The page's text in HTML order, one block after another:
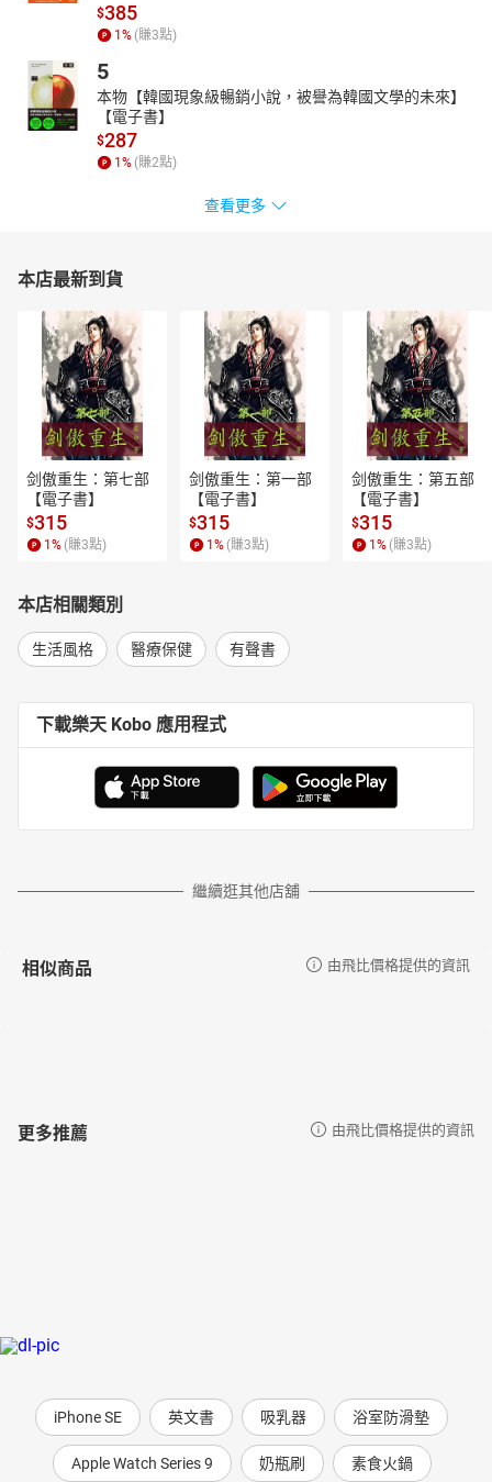
$385
1 % (賺3點)
5
本物【韓國現象級暢銷小說，被譽為韓國文學的未來】
【電子書】
$287
1 % (賺2點)
查看更多
本店最新到貨
剑傲重生：第七部
【電子書】
$315
1 % (賺3點)
剑傲重生：第一部
【電子書】
$315
1 % (賺3點)
剑傲重生：第五部
【電子書】
$315
1 % (賺3點)
本店相關類別
生活風格 醫療保健 有聲書
下載樂天 Kobo 應用程式
繼續逛其他店舖
相似商品 由飛比價格提供的資訊
更多推薦 由飛比價格提供的資訊
iPhone SE 英文書 吸乳器 浴室防滑墊
Apple Watch Series 9 奶瓶刷 素食火鍋